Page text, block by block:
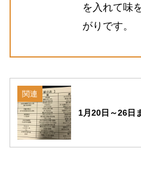
を入れて味
がりです。
関連
1月20日～26日